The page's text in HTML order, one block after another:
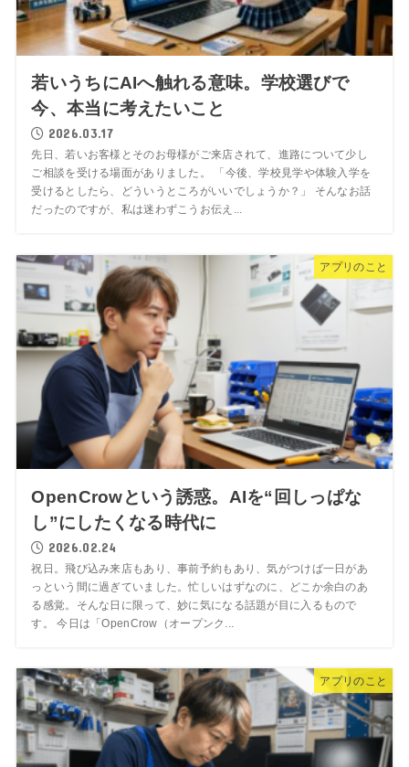
若いうちにAIへ触れる意味。学校選びで
今、本当に考えたいこと
2026.03.17
先日、若いお客様とそのお母様がご来店されて、進路について少し
ご相談を受ける場面がありました。 「今後、学校見学や体験入学を
受けるとしたら、どういうところがいいでしょうか？」 そんなお話
だったのですが、私は迷わずこうお伝え...
アプリのこと
OpenCrowという誘惑。AIを“回しっぱな
し”にしたくなる時代に
2026.02.24
祝日。飛び込み来店もあり、事前予約もあり、気がつけば一日があ
っという間に過ぎていました。忙しいはずなのに、どこか余白のあ
る感覚。そんな日に限って、妙に気になる話題が目に入るもので
す。 今日は「OpenCrow（オープンク...
アプリのこと